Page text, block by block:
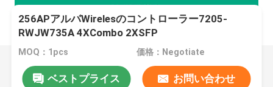
256APアルバWirelesのコントローラー7205-
RWJW735A 4XCombo 2XSFP
MOQ：1pcs 価格：Negotiate
ベストプライス お問い合わせ